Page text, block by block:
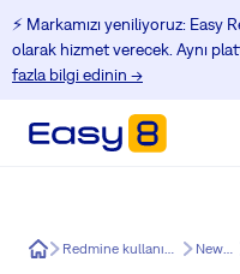
⚡️ Markamızı yeniliyoruz: Easy
olarak hizmet verecek. Aynı
fazla bilgi edinin →
Easy8 Redmine kullanıcıları için Eğitim Merkezi News in Easy8